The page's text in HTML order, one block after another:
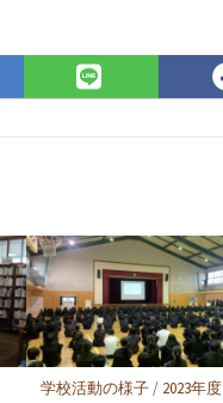
LINE
で
学校活動の様子/ 2023年度